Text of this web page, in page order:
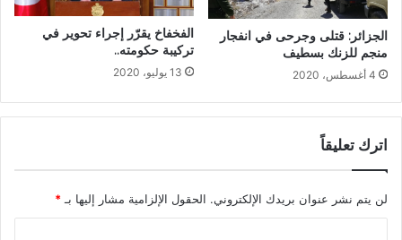
الجزائر: قتلى وجرحى في انفجار
منجم للزنك بسطيف
4 أغسطس، 2020
الفخفاخ يقرّر إجراء تحوير في
تركيبة حكومته..
13 يوليو، 2020
اترك تعليقاً
لن يتم نشر عنوان بريدك الإلكتروني. الحقول الإلزامية مشار إليها بـ *